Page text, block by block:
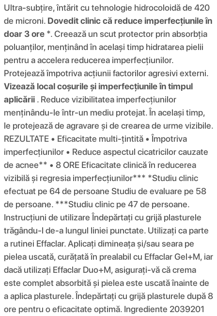
Ultra-subțire, întărit cu tehnologie hidrocoloidă de 420
de microni. Dovedit clinic că reduce imperfecțiunile în
doar 3 ore *. Creează un scut protector prin absorbția
poluanților, menținând în același timp hidratarea pielii
pentru a accelera reducerea imperfecțiunilor.
Protejează împotriva acțiunii factorilor agresivi externi.
Vizează local coșurile și imperfecțiunile în timpul
aplicării . Reduce vizibilitatea imperfecțiunilor
menținându-le într-un mediu protejat. În același timp,
le protejează de agravare și de crearea de urme vizibile.
REZULTATE • Eficacitate multi-țintită • Împotriva
imperfecțiunilor • Reduce aspectul cicatricilor cauzate
de acnee** • 8 ORE Eficacitate clinică în reducerea
vizibilă și regresia imperfecțiunilor*** *Studiu clinic
efectuat pe 64 de persoane Studiu de evaluare pe 58
de persoane. ***Studiu clinic pe 47 de persoane.
Instrucțiuni de utilizare Îndepărtați cu grijă plasturele
trăgându-l de-a lungul liniei punctate. Utilizați ca parte
a rutinei Effaclar. Aplicați dimineața și/sau seara pe
pielea uscată, curățată în prealabil cu Effaclar Gel+M, iar
dacă utilizați Effaclar Duo+M, asigurați-vă că crema
este complet absorbită și pielea este uscată înainte de
a aplica plasturele. Îndepărtați cu grijă plasturele după 8
ore pentru o eficacitate optimă. Ingrediente 2039201